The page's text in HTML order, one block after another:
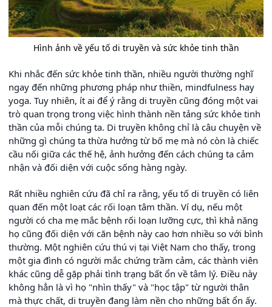
Hình ảnh về yếu tố di truyền và sức khỏe tinh thần
Khi nhắc đến sức khỏe tinh thần, nhiều người thường nghĩ
ngay đến những phương pháp như thiền, mindfulness hay
yoga. Tuy nhiên, ít ai để ý rằng di truyền cũng đóng một vai
trò quan trọng trong việc hình thành nền tảng sức khỏe tinh
thần của mỗi chúng ta. Di truyền không chỉ là câu chuyện về
những gì chúng ta thừa hưởng từ bố mẹ mà nó còn là chiếc
cầu nối giữa các thế hệ, ảnh hưởng đến cách chúng ta cảm
nhận và đối diện với cuộc sống hàng ngày.
Rất nhiều nghiên cứu đã chỉ ra rằng, yếu tố di truyền có liên
quan đến một loạt các rối loạn tâm thần. Ví dụ, nếu một
người có cha mẹ mắc bệnh rối loạn lưỡng cực, thì khả năng
họ cũng đối diện với căn bệnh này cao hơn nhiều so với bình
thường. Một nghiên cứu thú vị tại Việt Nam cho thấy, trong
một gia đình có người mắc chứng trầm cảm, các thành viên
khác cũng dễ gặp phải tình trạng bất ổn về tâm lý. Điều này
không hẳn là vì họ "nhìn thấy" và "học tập" từ người thân
mà thực chất, di truyền đang làm nền cho những bất ổn ấy.